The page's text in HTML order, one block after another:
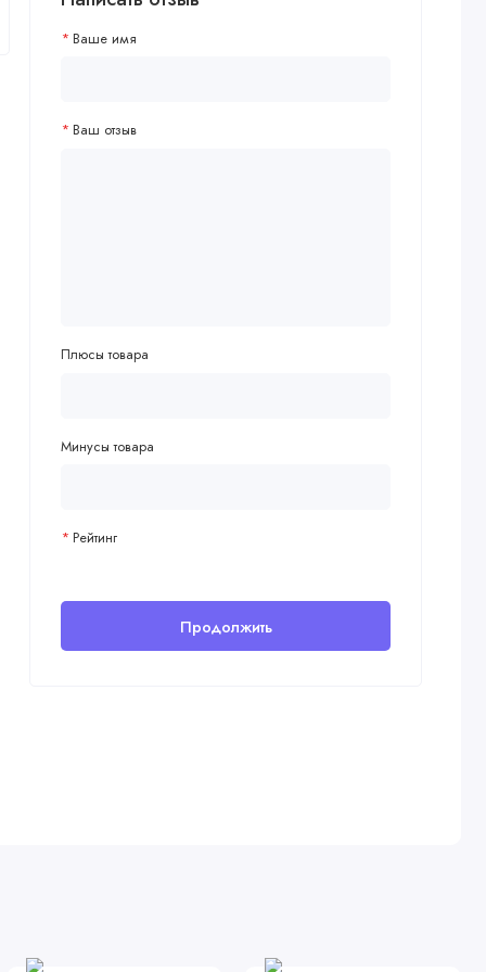
Ваше имя
Ваш отзыв
Плюсы товара
Минусы товара
Рейтинг
Продолжить